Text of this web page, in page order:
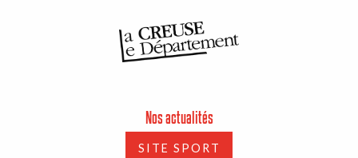
Nos actualités
SITE SPORT